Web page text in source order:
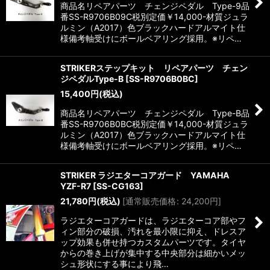
商品名リペアパーツ チェンジペダル Type-9品
番SS-R9706B09C税別定価￥14,000-材質ジュラ
ルミン（A2017）色ブラックハードアルマイト仕
様備考軸受けにボールベアリング採用。※リペ…
STRIKERステップキット リペアパーツ チェン
ジペダルType-B [SS-R9706B0BC]
15,400 円(税込)
商品名リペアパーツ チェンジペダル Type-B品
番SS-R9706B0BC税別定価￥14,000-材質ジュラ
ルミン（A2017）色ブラックハードアルマイト仕
様備考軸受けにボールベアリング採用。※リペ…
STRIKER ラジエターコアガード YAMAHA
YZF-R7 [SS-CG163]
21,780 円(税込) [通常販売価格: 24,200円]
ラジエターコアガードは、ラジエターコア部やフ
ィン部分の破損、汚れを最小限に抑え、ドレスア
ップ効果も併せ持つカスタムパーツです。タイヤ
からの巻き上げが集中する中央部分は細かいメッ
シュ形状にする事により飛…